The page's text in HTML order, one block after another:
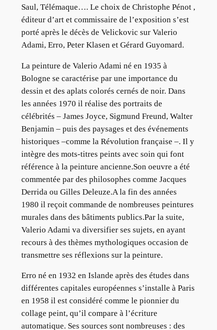
Saul, Télémaque…. Le choix de Christophe Pénot ,
éditeur d’art et commissaire de l’exposition s’est
porté après le décès de Velickovic sur Valerio
Adami, Erro, Peter Klasen et Gérard Guyomard.
La peinture de Valerio Adami né en 1935 à
Bologne se caractérise par une importance du
dessin et des aplats colorés cernés de noir. Dans
les années 1970 il réalise des portraits de
célébrités – James Joyce, Sigmund Freund, Walter
Benjamin – puis des paysages et des événements
historiques –comme la Révolution française –. Il y
intègre des mots-titres peints avec soin qui font
référence à la peinture ancienne.Son oeuvre a été
commentée par des philosophes comme Jacques
Derrida ou Gilles Deleuze.A la fin des années
1980 il reçoit commande de nombreuses peintures
murales dans des bâtiments publics.Par la suite,
Valerio Adami va diversifier ses sujets, en ayant
recours à des thèmes mythologiques occasion de
transmettre ses réflexions sur la peinture.
Erro né en 1932 en Islande après des études dans
différentes capitales européennes s’installe à Paris
en 1958 il est considéré comme le pionnier du
collage peint, qu’il compare à l’écriture
automatique. Ses sources sont nombreuses : des